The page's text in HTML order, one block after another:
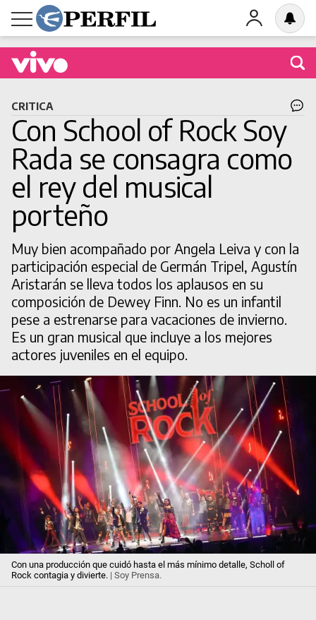
BUSCAR
CRITICA
Con School of Rock Soy
Rada se consagra como
el rey del musical
porteño
Muy bien acompañado por Angela Leiva y con la
participación especial de Germán Tripel, Agustín
Aristarán se lleva todos los aplausos en su
composición de Dewey Finn. No es un infantil
pese a estrenarse para vacaciones de invierno.
Es un gran musical que incluye a los mejores
actores juveniles en el equipo.
Con una producción que cuidó hasta el más mínimo detalle, Scholl of
Rock contagia y divierte. | Soy Prensa.